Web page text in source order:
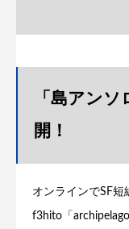
「島アン
開！
オンラインでSF短
f3hito「